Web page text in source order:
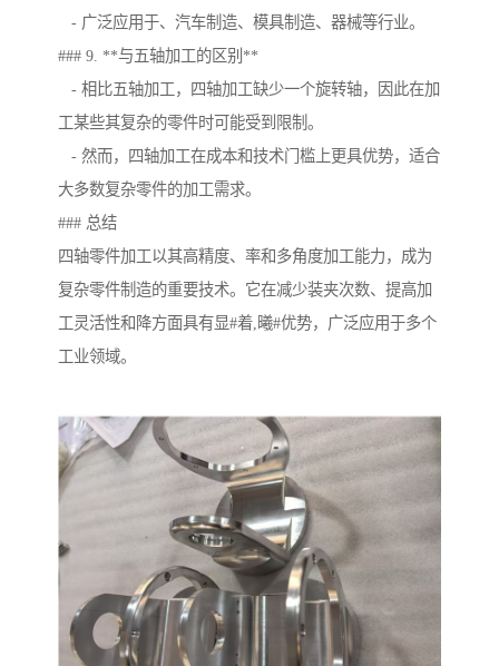
- 广泛应用于、汽车制造、模具制造、器械等行业。
### 9. **与五轴加工的区别**
- 相比五轴加工，四轴加工缺少一个旋转轴，因此在加
工某些其复杂的零件时可能受到限制。
- 然而，四轴加工在成本和技术门槛上更具优势，适合
大多数复杂零件的加工需求。
### 总结
四轴零件加工以其高精度、率和多角度加工能力，成为
复杂零件制造的重要技术。它在减少装夹次数、提高加
工灵活性和降方面具有显#着,曦#优势，广泛应用于多个
工业领域。